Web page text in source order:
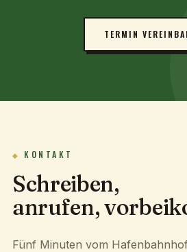
TERMIN
KONTAKT
Schreiben,
anrufen,
Fünf Minuten vom